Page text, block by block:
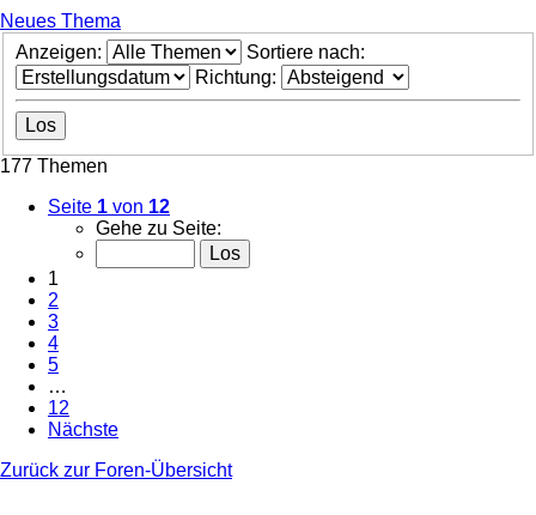
Neues Thema
Anzeigen:
Sortiere nach:
Richtung:
177 Themen
Seite 1 von 12
Gehe zu Seite:
1
2
3
4
5
…
12
Nächste
Zurück zur Foren-Übersicht